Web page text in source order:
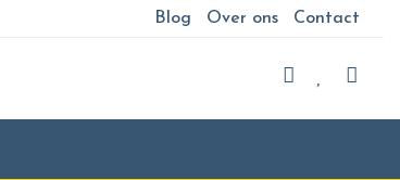
Blog Over ons Contact